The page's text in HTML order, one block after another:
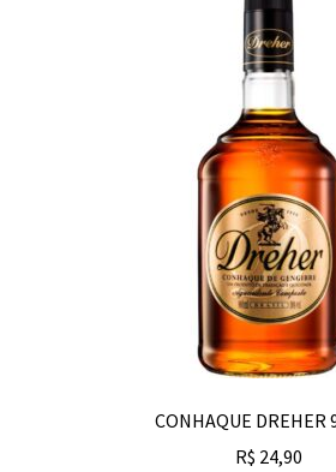
CONHAQUE DREHER
R$ 24,90